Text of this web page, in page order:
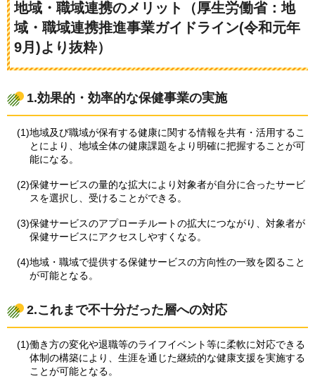
地域・職域連携のメリット（厚生労働省：地
域・職域連携推進事業ガイドライン(令和元年
9月)より抜粋）
1.効果的・効率的な保健事業の実施
(1)地域及び職域が保有する健康に関する情報を共有・活用するこ
とにより、地域全体の健康課題をより明確に把握することが可
能になる。
(2)保健サービスの量的な拡大により対象者が自分に合ったサービ
スを選択し、受けることができる。
(3)保健サービスのアプローチルートの拡大につながり、対象者が
保健サービスにアクセスしやすくなる。
(4)地域・職域で提供する保健サービスの方向性の一致を図ること
が可能となる。
2.これまで不十分だった層への対応
(1)働き方の変化や退職等のライフイベント等に柔軟に対応できる
体制の構築により、生涯を通じた継続的な健康支援を実施する
ことが可能となる。